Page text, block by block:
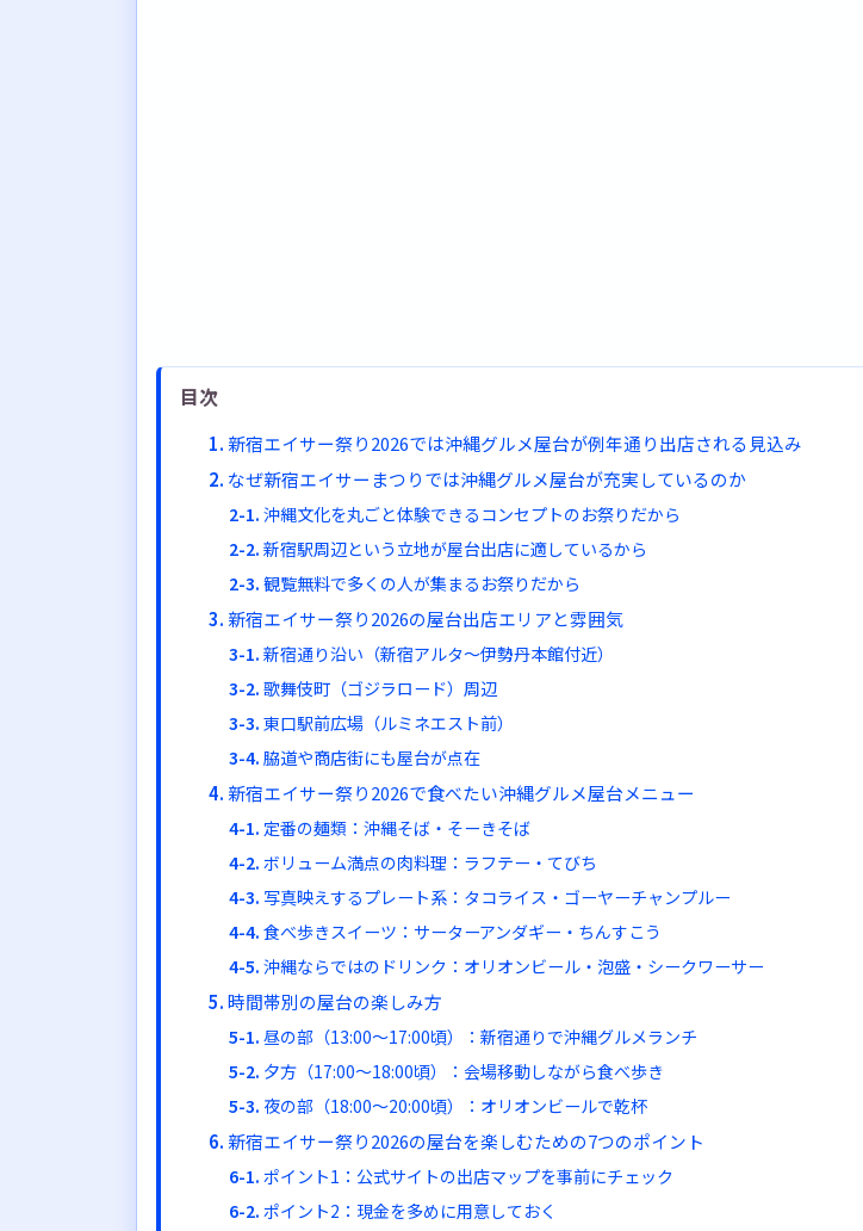
目次
新宿エイサー祭り2026では沖縄グルメ屋台が例年通り出店される見込み
なぜ新宿エイサーまつりでは沖縄グルメ屋台が充実しているのか
沖縄文化を丸ごと体験できるコンセプトのお祭りだから
新宿駅周辺という立地が屋台出店に適しているから
観覧無料で多くの人が集まるお祭りだから
新宿エイサー祭り2026の屋台出店エリアと雰囲気
新宿通り沿い（新宿アルタ〜伊勢丹本館付近）
歌舞伎町（ゴジラロード）周辺
東口駅前広場（ルミネエスト前）
脇道や商店街にも屋台が点在
新宿エイサー祭り2026で食べたい沖縄グルメ屋台メニュー
定番の麺類：沖縄そば・そーきそば
ボリューム満点の肉料理：ラフテー・てびち
写真映えするプレート系：タコライス・ゴーヤーチャンプルー
食べ歩きスイーツ：サーターアンダギー・ちんすこう
沖縄ならではのドリンク：オリオンビール・泡盛・シークワーサー
時間帯別の屋台の楽しみ方
昼の部（13:00〜17:00頃）：新宿通りで沖縄グルメランチ
夕方（17:00〜18:00頃）：会場移動しながら食べ歩き
夜の部（18:00〜20:00頃）：オリオンビールで乾杯
新宿エイサー祭り2026の屋台を楽しむための7つのポイント
ポイント1：公式サイトの出店マップを事前にチェック
ポイント2：現金を多めに用意しておく